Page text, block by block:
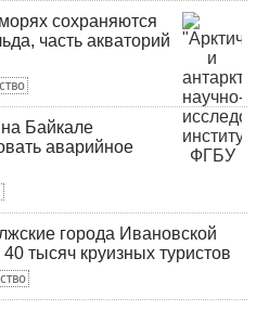
сохраняются
часть акваторий
Байкале
аварийное
города Ивановской
тысяч круизных туристов